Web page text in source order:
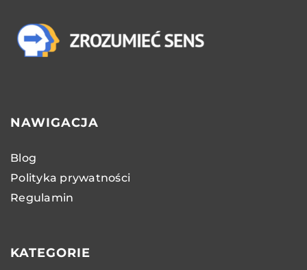
NAWIGACJA
Blog
Polityka prywatności
Regulamin
KATEGORIE